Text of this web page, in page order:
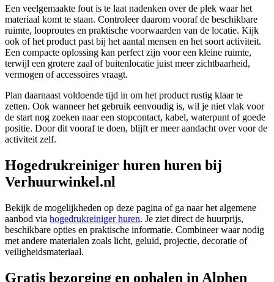
Een veelgemaakte fout is te laat nadenken over de plek waar het
materiaal komt te staan. Controleer daarom vooraf de beschikbare
ruimte, looproutes en praktische voorwaarden van de locatie. Kijk
ook of het product past bij het aantal mensen en het soort activiteit.
Een compacte oplossing kan perfect zijn voor een kleine ruimte,
terwijl een grotere zaal of buitenlocatie juist meer zichtbaarheid,
vermogen of accessoires vraagt.
Plan daarnaast voldoende tijd in om het product rustig klaar te
zetten. Ook wanneer het gebruik eenvoudig is, wil je niet vlak voor
de start nog zoeken naar een stopcontact, kabel, waterpunt of goede
positie. Door dit vooraf te doen, blijft er meer aandacht over voor de
activiteit zelf.
Hogedrukreiniger huren huren bij
Verhuurwinkel.nl
Bekijk de mogelijkheden op deze pagina of ga naar het algemene
aanbod via hogedrukreiniger huren. Je ziet direct de huurprijs,
beschikbare opties en praktische informatie. Combineer waar nodig
met andere materialen zoals licht, geluid, projectie, decoratie of
veiligheidsmateriaal.
Gratis bezorging en ophalen in Alphen